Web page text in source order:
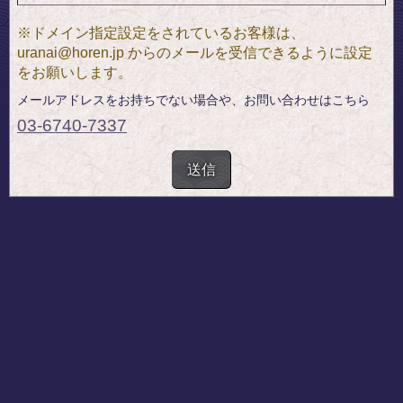
uranai@horen.jp
03-6740-7337